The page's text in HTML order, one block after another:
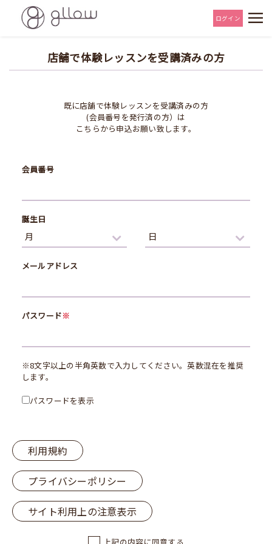
ログイン
店舗で体験レッスンを受講済みの方
既に店舗で体験レッスンを受講済みの方
(会員番号を発行済の方）は
こちらから申込お願い致します。
会員番号
誕生日
メールアドレス
パスワード※
※8文字以上の半角英数で入力してください。英数混在を推奨
します。
パスワードを表示
利用規約
プライバシーポリシー
サイト利用上の注意表示